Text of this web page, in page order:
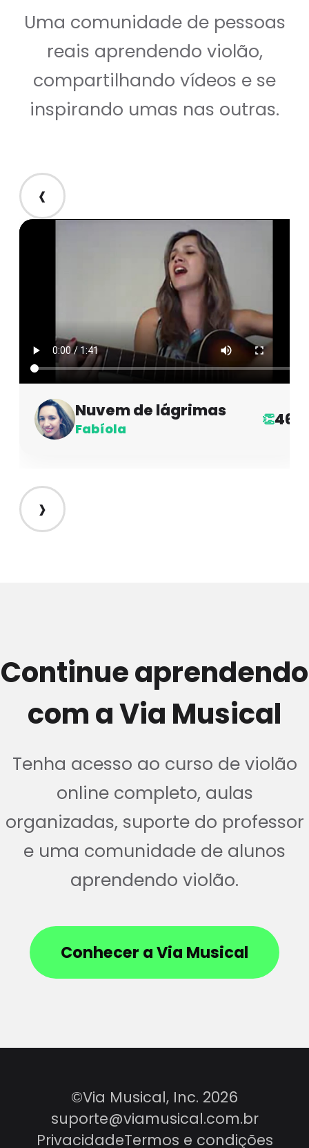
Uma comunidade de pessoas
reais aprendendo violão,
compartilhando vídeos e se
inspirando umas nas outras.
‹
Nuvem de lágrimas
Fabíola
👏46
›
Continue aprendendo
com a Via Musical
Tenha acesso ao curso de violão
online completo, aulas
organizadas, suporte do professor
e uma comunidade de alunos
aprendendo violão.
Conhecer a Via Musical
©Via Musical, Inc. 2026
suporte@viamusical.com.br
PrivacidadeTermos e condições